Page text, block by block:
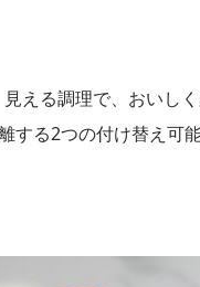
える調理で、おいし
する2つの付け替え